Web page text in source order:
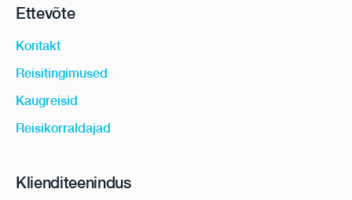
Ettevõte
Kontakt
Reisitingimused
Kaugreisid
Reisikorraldajad
Klienditeenindus